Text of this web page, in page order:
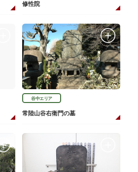
修性院
谷中エリア
常陸山谷右衛門の墓